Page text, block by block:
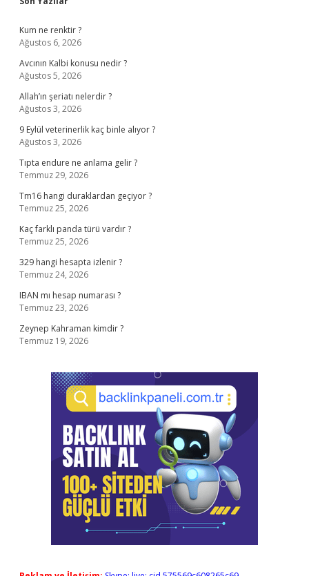
Sidebar
Kum ne renktir ?
Ağustos 6, 2026
Avcının Kalbi konusu nedir ?
Ağustos 5, 2026
Allah’ın şeriatı nelerdir ?
Ağustos 3, 2026
9 Eylül veterinerlik kaç binle alıyor ?
Ağustos 3, 2026
Tıpta endure ne anlama gelir ?
Temmuz 29, 2026
Tm16 hangi duraklardan geçiyor ?
Temmuz 25, 2026
Kaç farklı panda türü vardır ?
Temmuz 25, 2026
329 hangi hesapta izlenir ?
Temmuz 24, 2026
IBAN mı hesap numarası ?
Temmuz 23, 2026
Zeynep Kahraman kimdir ?
Temmuz 19, 2026